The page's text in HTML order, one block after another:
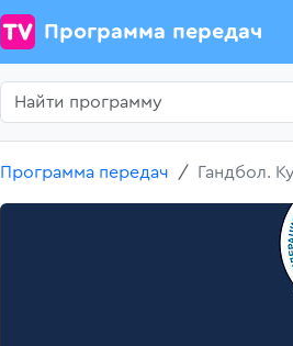
Программа передач
Программа передач Гандбол.